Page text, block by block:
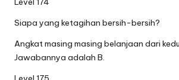
Siapa yang ketagihan bersih-bersih?
Angkat masing masing belanjaan dari
Jawabannya adalah B.